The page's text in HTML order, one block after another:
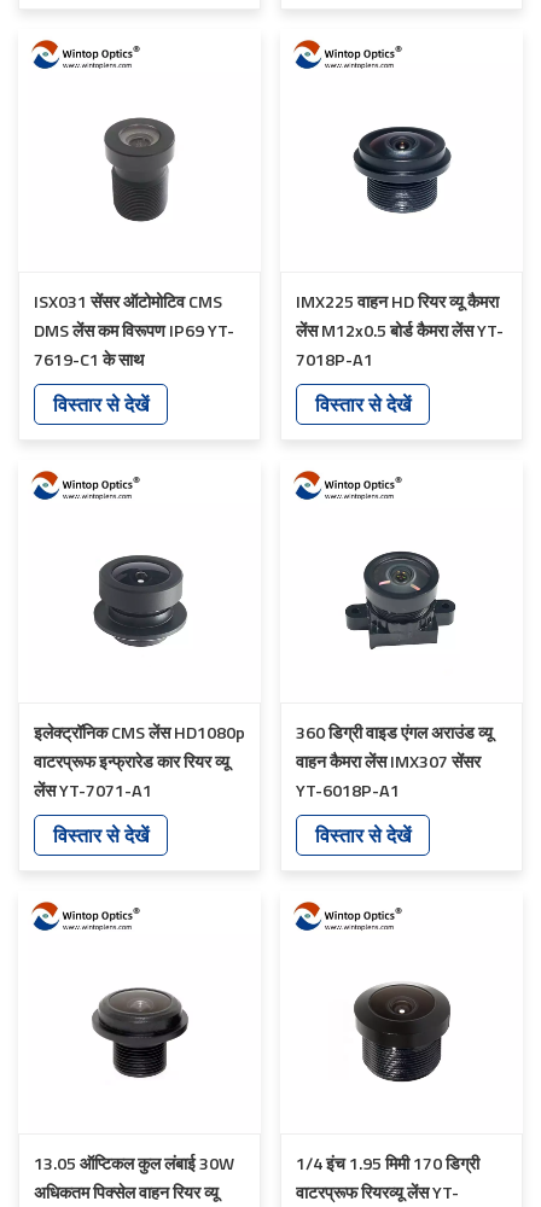
ISX031 सेंसर ऑटोमोटिव CMS
DMS लेंस कम विरूपण IP69 YT-
7619-C1 के साथ
विस्तार से देखें
IMX225 वाहन HD रियर व्यू कैमरा
लेंस M12x0.5 बोर्ड कैमरा लेंस YT-
7018P-A1
विस्तार से देखें
इलेक्ट्रॉनिक CMS लेंस HD1080p
वाटरप्रूफ इन्फ्रारेड कार रियर व्यू
लेंस YT-7071-A1
विस्तार से देखें
360 डिग्री वाइड एंगल अराउंड व्यू
वाहन कैमरा लेंस IMX307 सेंसर
YT-6018P-A1
विस्तार से देखें
13.05 ऑप्टिकल कुल लंबाई 30W
अधिकतम पिक्सेल वाहन रियर व्यू
1/4 इंच 1.95 मिमी 170 डिग्री
वाटरप्रूफ रियरव्यू लेंस YT-